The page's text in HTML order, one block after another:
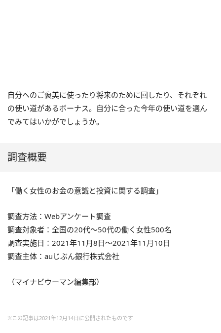
自分へのご褒美に使ったり将来のために回したり、それぞれ
の使い道があるボーナス。自分に合った今年の使い道を選ん
でみてはいかがでしょうか。
調査概要
「働く女性のお金の意識と投資に関する調査」
調査方法：Webアンケート調査
調査対象者：全国の20代～50代の働く女性500名
調査実施日：2021年11月8日～2021年11月10日
調査主体：auじぶん銀行株式会社
（マイナビウーマン編集部）
※この記事は2021年12月14日に公開されたものです